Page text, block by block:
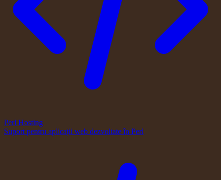
Perl Hosting
Suport pentru aplicații web dezvoltate în Perl